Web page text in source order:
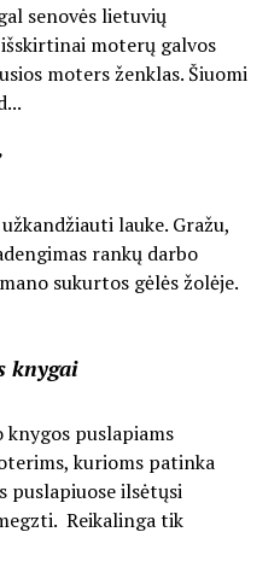
senovės lietuvių
moterų galvos
moters ženklas. Šiuomi
lauke. Gražu,
rankų darbo
sukurtos gėlės žolėje.
knygai
knygos puslapiams
kurioms patinka
puslapiuose ilsėtųsi
Reikalinga tik